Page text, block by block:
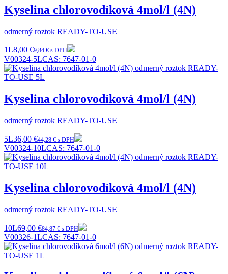
Kyselina chlorovodíková 4mol/l (4N)
odmerný roztok READY-TO-USE
1L8,00 €9,84 € s DPH
V00324-5LCAS: 7647-01-0
Kyselina chlorovodíková 4mol/l (4N)
odmerný roztok READY-TO-USE
5L36,00 €44,28 € s DPH
V00324-10LCAS: 7647-01-0
Kyselina chlorovodíková 4mol/l (4N)
odmerný roztok READY-TO-USE
10L69,00 €84,87 € s DPH
V00326-1LCAS: 7647-01-0